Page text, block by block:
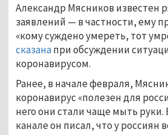
Александр Мясников известен
заявлений — в частности, ему
«кому суждено умереть, тот
сказанапри обсуждении
коронавирусом.
Ранее, в начале февраля,
коронавирус «полезен для
него они стали чаще мыть руки.
канале он писал, что у россиян